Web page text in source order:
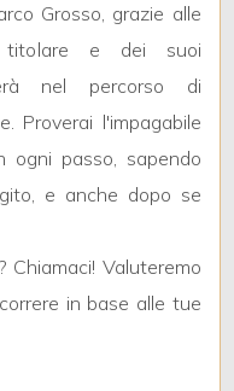
Grosso, grazie alle
titolare e dei suoi
nel percorso di
Proverai l'impagabile
ogni passo, sapendo
e anche dopo se
Chiamaci! Valuteremo
in base alle tue